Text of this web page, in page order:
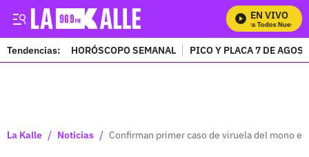
EN VIVO
Mira Todos Nuestros
Tendencias: HORÓSCOPO SEMANAL PICO Y PLACA 7 DE
La Kalle / Noticias / Confirman primer caso de viruela del mono